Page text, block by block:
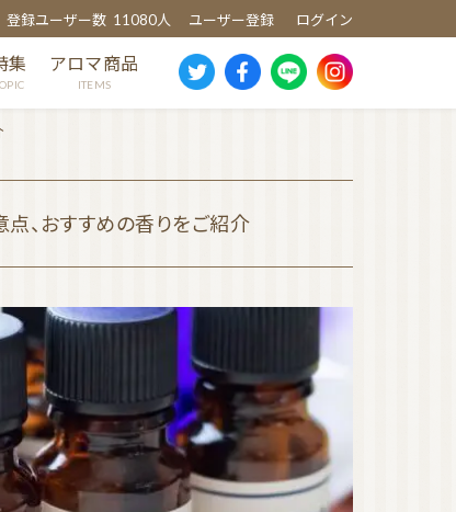
登録ユーザー数 11080人 ユーザー登録 ログイン
特集
TOPIC
アロマ商品
ITEMS
スギ
ヒバ
クスノキ
芳香蒸留水
消臭・除菌スプレー
ウッドディッシュ
ウッドチップ
点、おすすめの香りをご紹介